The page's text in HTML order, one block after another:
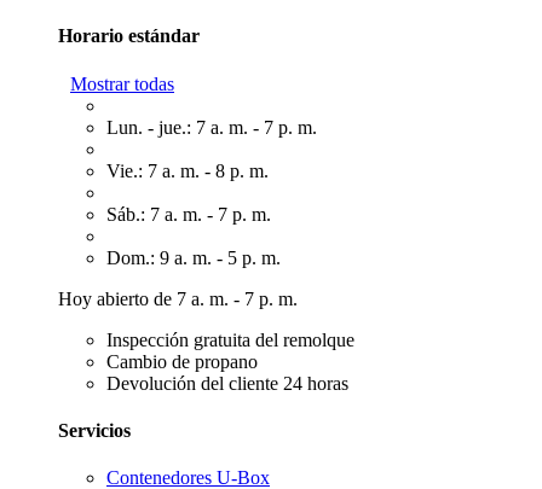
Horario estándar
Mostrar todas
Lun. - jue.: 7 a. m. - 7 p. m.
Vie.: 7 a. m. - 8 p. m.
Sáb.: 7 a. m. - 7 p. m.
Dom.: 9 a. m. - 5 p. m.
Hoy abierto de 7 a. m. - 7 p. m.
Inspección gratuita del remolque
Cambio de propano
Devolución del cliente 24 horas
Servicios
Contenedores U-Box